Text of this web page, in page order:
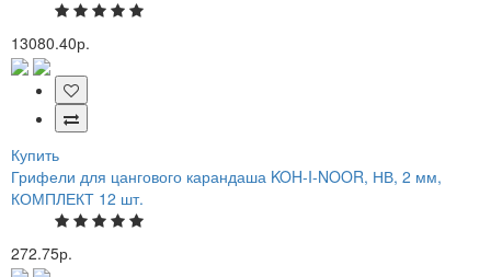
13080.40р.
Купить
Грифели для цангового карандаша KOH-I-NOOR, НВ, 2 мм,
КОМПЛЕКТ 12 шт.
272.75р.